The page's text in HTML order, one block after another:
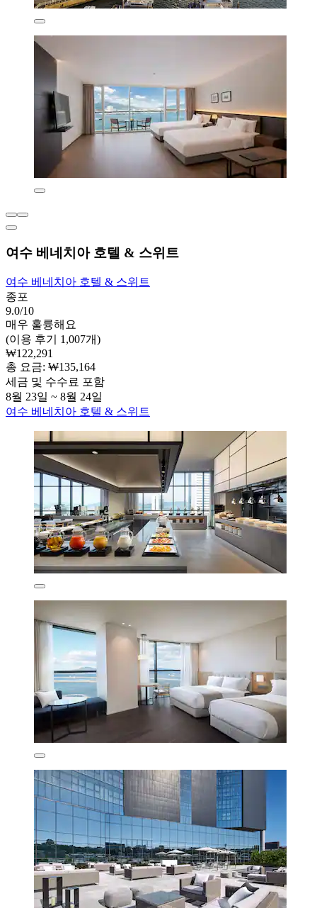
여수 베네치아 호텔 & 스위트
여수 베네치아 호텔 & 스위트
종포
9.0/10
매우 훌륭해요
(이용 후기 1,007개)
₩122,291
총 요금: ₩135,164
세금 및 수수료 포함
8월 23일 ~ 8월 24일
여수 베네치아 호텔 & 스위트